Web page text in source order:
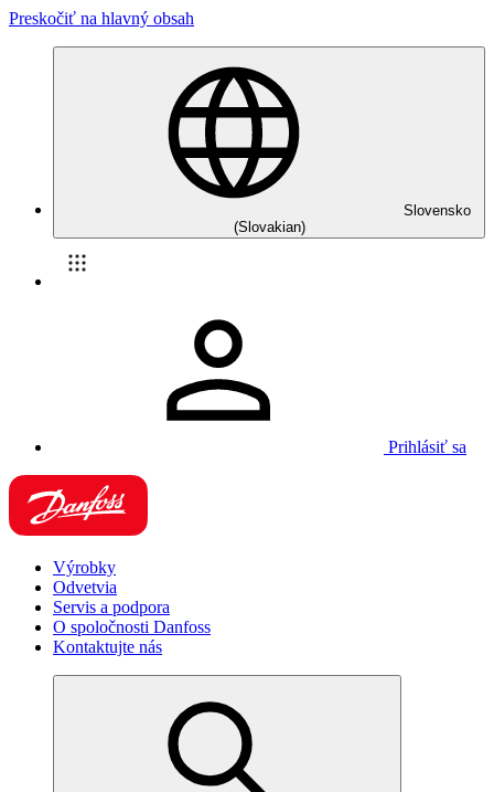
Preskočiť na hlavný obsah
Slovensko
(Slovakian)
Prihlásiť sa
Výrobky
Odvetvia
Servis a podpora
O spoločnosti Danfoss
Kontaktujte nás